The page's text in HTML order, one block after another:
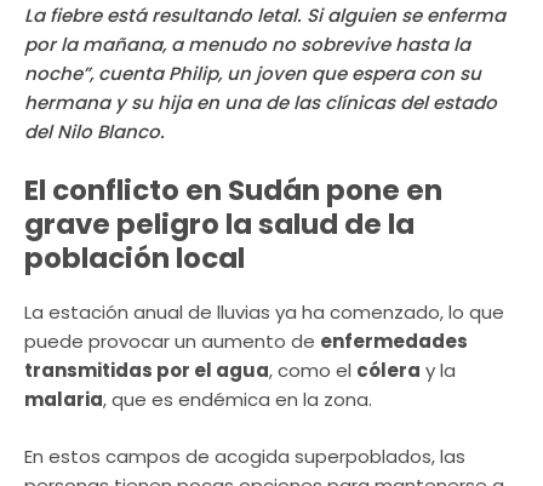
La fiebre está resultando letal. Si alguien se enferma
por la mañana, a menudo no sobrevive hasta la
noche”, cuenta Philip, un joven que espera con su
hermana y su hija en una de las clínicas del estado
del Nilo Blanco.
El conflicto en Sudán pone en
grave peligro la salud de la
población local
La estación anual de lluvias ya ha comenzado, lo que
puede provocar un aumento de enfermedades
transmitidas por el agua, como el cólera y la
malaria, que es endémica en la zona.
En estos campos de acogida superpoblados, las